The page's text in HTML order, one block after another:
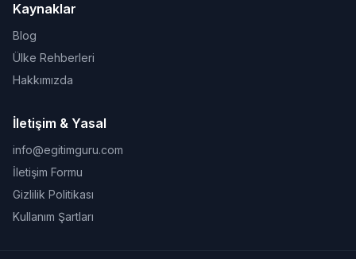
Kaynaklar
Blog
Ülke Rehberleri
Hakkımızda
İletişim & Yasal
info@egitimguru.com
İletişim Formu
Gizlilik Politikası
Kullanım Şartları